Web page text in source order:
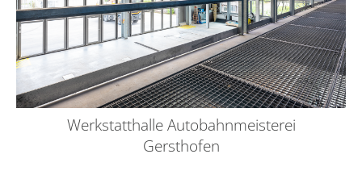
Werkstatthalle Autobahnmeisterei
Gersthofen